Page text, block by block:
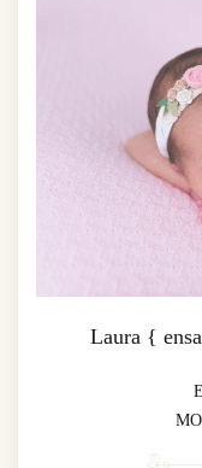
Laura {